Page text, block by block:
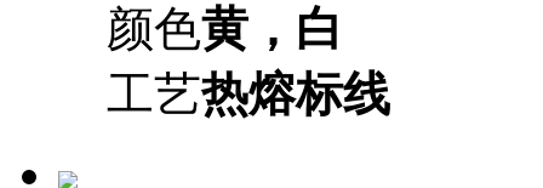
颜色黄，白
工艺热熔标线